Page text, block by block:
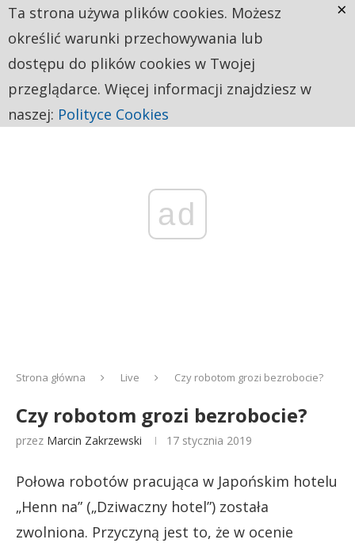
ad
Strona główna Live Czy robotom grozi bezrobocie?
Czy robotom grozi bezrobocie?
przez Marcin Zakrzewski 17 stycznia 2019
Połowa robotów pracująca w Japońskim hotelu
„Henn na” („Dziwaczny hotel”) została
zwolniona. Przyczyną jest to, że w ocenie
Ta strona używa plików cookies. Możesz
określić warunki przechowywania lub
dostępu do plików cookies w Twojej
przeglądarce. Więcej informacji znajdziesz w
naszej: Polityce Cookies
×